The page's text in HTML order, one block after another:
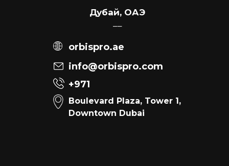
Дубай, ОАЭ
––
+971
Boulevard Plaza, Tower 1,
Downtown Dubai
orbispro.ae
info@orbispro.com